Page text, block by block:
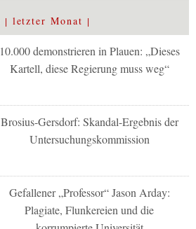
letzter Monat
10.000 demonstrieren in Plauen: „Dieses
Kartell, diese Regierung muss weg“
Brosius-Gersdorf: Skandal-Ergebnis der
Untersuchungskommission
Gefallener „Professor“ Jason Arday:
Plagiate, Flunkereien und die